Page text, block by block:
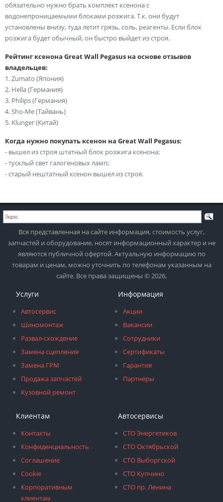
обязательно нужно брать комплект ксенона с
водонепроницаемыми блоками розжига. Т.к. они будут
установлены внизу, туда летит грязь, соль, реагенты. Если блок
розжига будет обычный, он быстро выйдет из строя.
Рейтинг ксенона Great Wall Pegasus на основе отзывов
владельцев:
1. Zumato (Япония)
2. Hella (Германия)
3. Philips (Германия)
4. Sho-Me (Тайвань)
5. Klunger (Китай)
Когда нужно покупать ксенон на Great Wall Pegasus:
- вышел из строя штатный блок розжига ксенона;
- тусклый свет галогеновых ламп;
- старый нештатный ксенон вышел из строя.
Вся представленная на сайте информация, стоимость услуг,
запчастей и оборудование, носят информационный характер и не
являются публичной офертой. Актуальную информацию по
товарам и ценам, можно уточнить по телефонам указанным на
сайте. Все права защищены © 2026,
Услуги
Автосервис
Шиномонтаж
Развал-схождение
Замена сцепления
Замена ГРМ
Продажа запчастей
Кузовной ремонт
Информация
Акции
Вакансии
Сотрудники
Сертификаты
Гарантия
Партнеры
Клиентам
Контакты
Конфиденциальность
Соглашение
Cookie
Корпоративным
клиентам
Автосервисы
СТО Энергетиков
СТО Октябрьской
СТО Выборгской
СТО Купчино
СТО пр. Ленина